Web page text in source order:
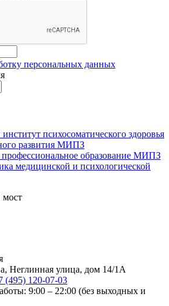
персональных данных
психосоматического здоровья
развития МИПЗ
образование МИПЗ
медицинской и психологической
мост
Неглинная улица, дом 14/1А
(495) 120-07-03
9:00 – 22:00 (без выходных и